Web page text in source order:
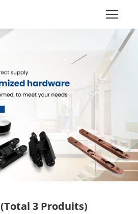
(Total 3 Produits)